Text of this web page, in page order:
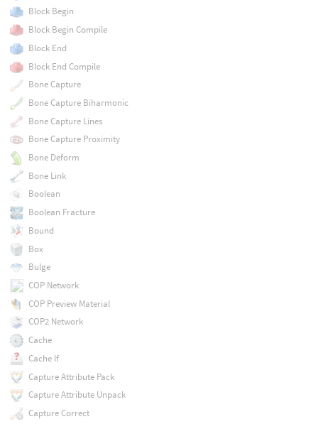
Block Begin
Block Begin Compile
Block End
Block End Compile
Bone Capture
Bone Capture Biharmonic
Bone Capture Lines
Bone Capture Proximity
Bone Deform
Bone Link
Boolean
Boolean Fracture
Bound
Box
Bulge
COP Network
COP Preview Material
COP2 Network
Cache
Cache If
Capture Attribute Pack
Capture Attribute Unpack
Capture Correct